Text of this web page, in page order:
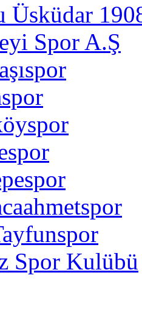
Üsküdar
Spor A.Ş
Spor Kulübü